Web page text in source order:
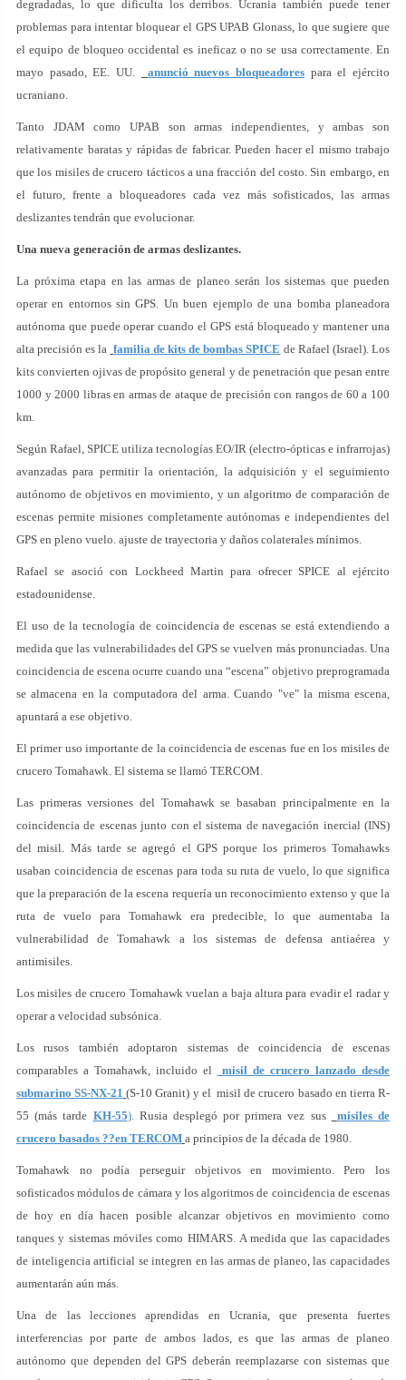
degradadas, lo que dificulta los derribos. Ucrania también puede tener
problemas para intentar bloquear el GPS UPAB Glonass, lo que sugiere que
el equipo de bloqueo occidental es ineficaz o no se usa correctamente. En
mayo pasado, EE. UU.
anunció nuevos bloqueadorespara el ejército
ucraniano.
Tanto JDAM como UPAB son armas independientes, y ambas son
relativamente baratas y rápidas de fabricar. Pueden hacer el mismo trabajo
que los misiles de crucero tácticos a una fracción del costo. Sin embargo, en
el futuro, frente a bloqueadores cada vez más sofisticados, las armas
deslizantes tendrán que evolucionar.
Una nueva generación de armas deslizantes.
La próxima etapa en las armas de planeo serán los sistemas que pueden
operar en entornos sin GPS. Un buen ejemplo de una bomba planeadora
autónoma que puede operar cuando el GPS está bloqueado y mantener una
alta precisión es la familia de kits de bombas SPICE de Rafael (Israel). Los
kits convierten ojivas de propósito general y de penetración que pesan entre
1000 y 2000 libras en armas de ataque de precisión con rangos de 60 a 100
km.
Según Rafael, SPICE utiliza tecnologías EO/IR (electro-ópticas e infrarrojas)
avanzadas para permitir la orientación, la adquisición y el seguimiento
autónomo de objetivos en movimiento, y un algoritmo de comparación de
escenas permite misiones completamente autónomas e independientes del
GPS en pleno vuelo. ajuste de trayectoria y daños colaterales mínimos.
Rafael se asoció con Lockheed Martin para ofrecer SPICE al ejército
estadounidense.
El uso de la tecnología de coincidencia de escenas se está extendiendo a
medida que las vulnerabilidades del GPS se vuelven más pronunciadas. Una
coincidencia de escena ocurre cuando una “escena” objetivo preprogramada
se almacena en la computadora del arma. Cuando "ve" la misma escena,
apuntará a ese objetivo.
El primer uso importante de la coincidencia de escenas fue en los misiles de
crucero Tomahawk. El sistema se llamó TERCOM.
Las primeras versiones del Tomahawk se basaban principalmente en la
coincidencia de escenas junto con el sistema de navegación inercial (INS)
del misil. Más tarde se agregó el GPS porque los primeros Tomahawks
usaban coincidencia de escenas para toda su ruta de vuelo, lo que significa
que la preparación de la escena requería un reconocimiento extenso y que la
ruta de vuelo para Tomahawk era predecible, lo que aumentaba la
vulnerabilidad de Tomahawk a los sistemas de defensa antiaérea y
antimisiles.
Los misiles de crucero Tomahawk vuelan a baja altura para evadir el radar y
operar a velocidad subsónica.
Los rusos también adoptaron sistemas de coincidencia de escenas
comparables a Tomahawk, incluido el
misil de crucero lanzado desde
submarino SS-NX-21 (S-10 Granit) y el misil de crucero basado en tierra R-
55 (más tarde KH-55). Rusia desplegó por primera vez sus
misiles de
crucero basados ??en TERCOM a principios de la década de 1980.
Tomahawk no podía perseguir objetivos en movimiento. Pero los
sofisticados módulos de cámara y los algoritmos de coincidencia de escenas
de hoy en día hacen posible alcanzar objetivos en movimiento como
tanques y sistemas móviles como HIMARS. A medida que las capacidades
de inteligencia artificial se integren en las armas de planeo, las capacidades
aumentarán aún más.
Una de las lecciones aprendidas en Ucrania, que presenta fuertes
interferencias por parte de ambos lados, es que las armas de planeo
autónomo que dependen del GPS deberán reemplazarse con sistemas que